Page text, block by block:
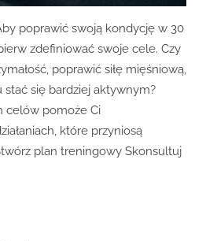
poprawić swoją kondycję w 30
zdefiniować swoje cele. Czy
poprawić siłę mięśniową,
się bardziej aktywnym?
celów pomoże Ci
które przyniosą
plan treningowy Skonsultuj